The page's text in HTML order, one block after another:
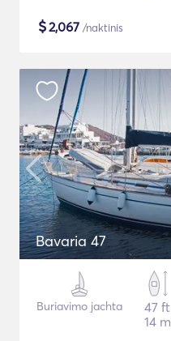
$2,067 /naktinis
Bavaria 47
Buriavimo jachta
47 ft
14 m